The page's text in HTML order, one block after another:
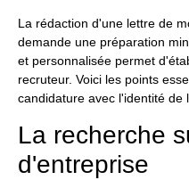
La rédaction d'une lettre de
demande une préparation
et personnalisée permet
recruteur. Voici les points
candidature avec l'identité de
La recherche
d'entreprise